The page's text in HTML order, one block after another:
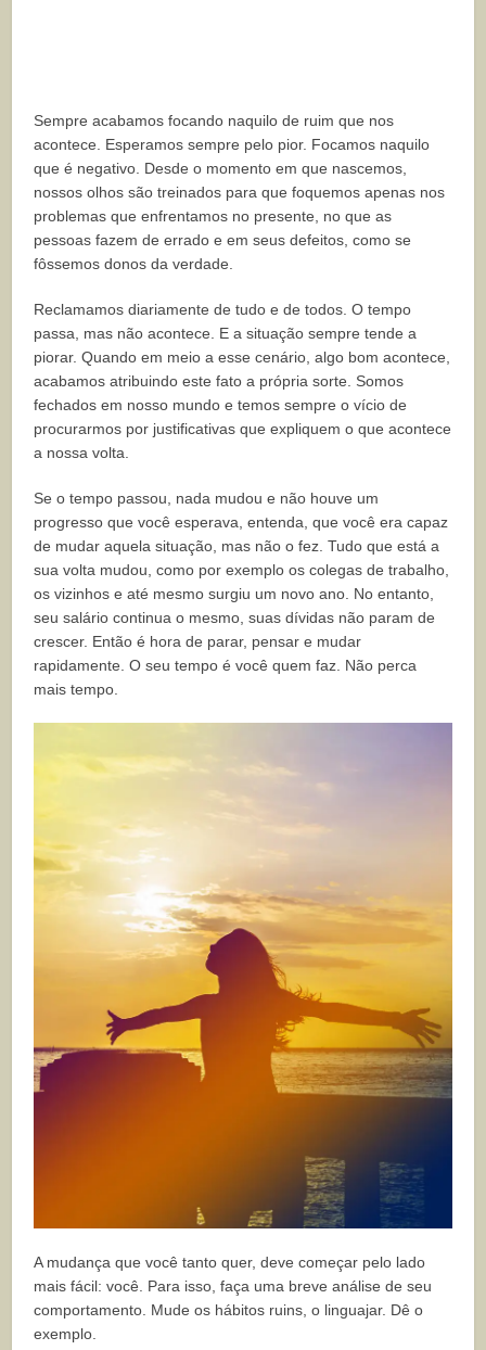
Sempre acabamos focando naquilo de ruim que nos
acontece. Esperamos sempre pelo pior. Focamos naquilo
que é negativo. Desde o momento em que nascemos,
nossos olhos são treinados para que foquemos apenas nos
problemas que enfrentamos no presente, no que as
pessoas fazem de errado e em seus defeitos, como se
fôssemos donos da verdade.
Reclamamos diariamente de tudo e de todos. O tempo
passa, mas não acontece. E a situação sempre tende a
piorar. Quando em meio a esse cenário, algo bom acontece,
acabamos atribuindo este fato a própria sorte. Somos
fechados em nosso mundo e temos sempre o vício de
procurarmos por justificativas que expliquem o que acontece
a nossa volta.
Se o tempo passou, nada mudou e não houve um
progresso que você esperava, entenda, que você era capaz
de mudar aquela situação, mas não o fez. Tudo que está a
sua volta mudou, como por exemplo os colegas de trabalho,
os vizinhos e até mesmo surgiu um novo ano. No entanto,
seu salário continua o mesmo, suas dívidas não param de
crescer. Então é hora de parar, pensar e mudar
rapidamente. O seu tempo é você quem faz. Não perca
mais tempo.
A mudança que você tanto quer, deve começar pelo lado
mais fácil: você. Para isso, faça uma breve análise de seu
comportamento. Mude os hábitos ruins, o linguajar. Dê o
exemplo.